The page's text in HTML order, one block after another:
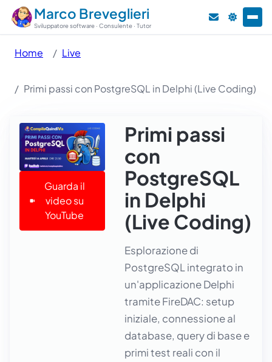
Marco Breveglieri
Sviluppatore software · Consulente · Tutor
Home Live
Primi passi con PostgreSQL in Delphi (Live Coding)
Guarda il
video su
YouTube
Primi passi
con
PostgreSQL
in Delphi
(Live Coding)
Esplorazione di
PostgreSQL integrato in
un'applicazione Delphi
tramite FireDAC: setup
iniziale, connessione al
database, query di base e
primi test reali con il